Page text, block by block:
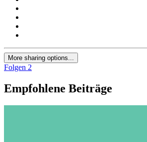
More sharing options...
Folgen 2
Empfohlene Beiträge